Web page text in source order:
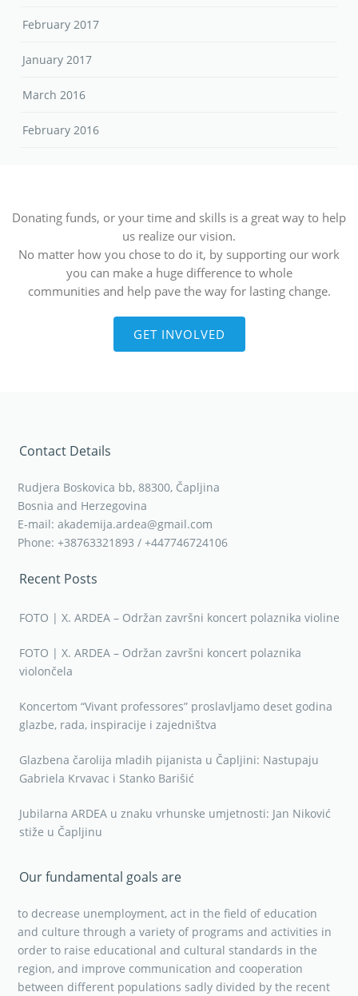
February 2017
January 2017
March 2016
February 2016
Donating funds, or your time and skills is a great way to help
us realize our vision.
No matter how you chose to do it, by supporting our work
you can make a huge difference to whole
communities and help pave the way for lasting change.
GET INVOLVED
Contact Details
Rudjera Boskovica bb, 88300, Čapljina
Bosnia and Herzegovina
E-mail: akademija.ardea@gmail.com
Phone: +38763321893 / +447746724106
Recent Posts
FOTO | X. ARDEA – Održan završni koncert polaznika violine
FOTO | X. ARDEA – Održan završni koncert polaznika
violončela
Koncertom “Vivant professores” proslavljamo deset godina
glazbe, rada, inspiracije i zajedništva
Glazbena čarolija mladih pijanista u Čapljini: Nastupaju
Gabriela Krvavac i Stanko Barišić
Jubilarna ARDEA u znaku vrhunske umjetnosti: Jan Niković
stiže u Čapljinu
Our fundamental goals are
to decrease unemployment, act in the field of education
and culture through a variety of programs and activities in
order to raise educational and cultural standards in the
region, and improve communication and cooperation
between different populations sadly divided by the recent